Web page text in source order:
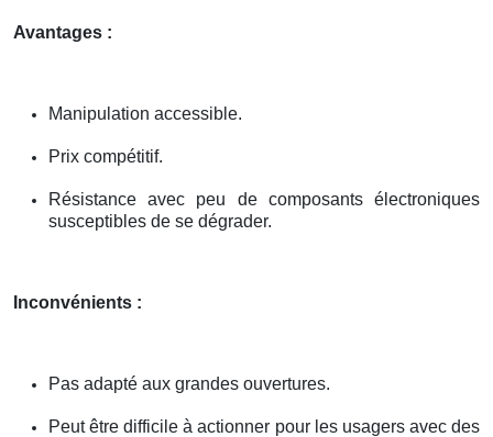
Avantages :
Manipulation accessible.
Prix compétitif.
Résistance avec peu de composants électroniques
susceptibles de se dégrader.
Inconvénients :
Pas adapté aux grandes ouvertures.
Peut être difficile à actionner pour les usagers avec des